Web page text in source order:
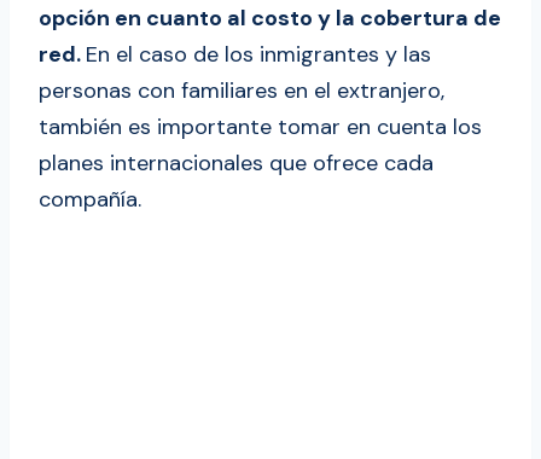
inmigrantes y viajeros
¿Qué 5 factores se deben tomar en
cuenta antes de contratar un plan de
telefonía?
1. Precio
2. Cobertura de red o de señal
opción en cuanto al costo y la cobertura de
red. En el caso de los inmigrantes y las
personas con familiares en el extranjero,
también es importante tomar en cuenta los
planes internacionales que ofrece cada
compañía.